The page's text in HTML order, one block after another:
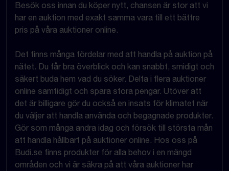
Besök oss innan du köper nytt, chansen är stor att vi
har en auktion med exakt samma vara till ett bättre
pris på våra auktioner online.
Det finns många fördelar med att handla på auktion på
nätet. Du får bra överblick och kan snabbt, smidigt och
säkert buda hem vad du söker. Delta i flera auktioner
online samtidigt och spara stora pengar. Utöver att
det är billigare gör du också en insats för klimatet när
du väljer att handla använda och begagnade produkter.
Gör som många andra idag och försök till största mån
att handla hållbart på auktioner online. Hos oss på
Budi.se finns produkter för alla behov i en mängd
områden och vi är säkra på att våra auktioner har